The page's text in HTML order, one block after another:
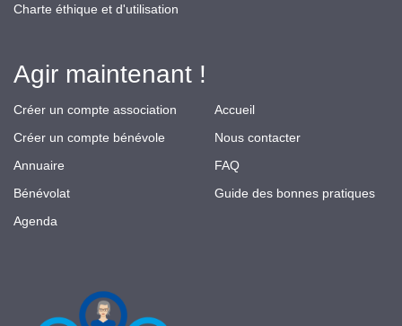
Charte éthique et d'utilisation
Agir maintenant !
Créer un compte association
Créer un compte bénévole
Annuaire
Bénévolat
Agenda
Accueil
Nous contacter
FAQ
Guide des bonnes pratiques